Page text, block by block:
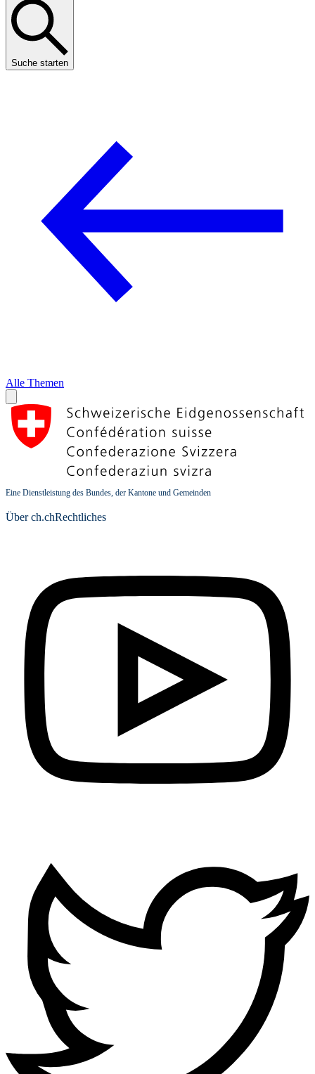
Suche starten
Alle Themen
Eine Dienstleistung des Bundes, der Kantone und Gemeinden
Über ch.chRechtliches